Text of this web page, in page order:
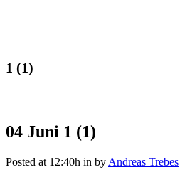
1 (1)
04 Juni 1 (1)
Posted at 12:40h in by Andreas Trebes